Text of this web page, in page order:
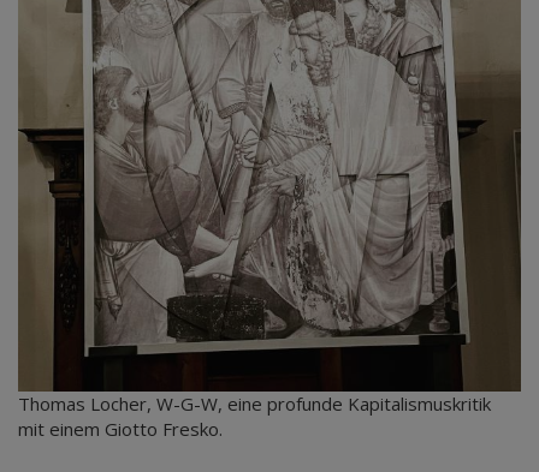
Thomas Locher, W-G-W, eine profunde Kapitalismuskritik
mit einem Giotto Fresko.